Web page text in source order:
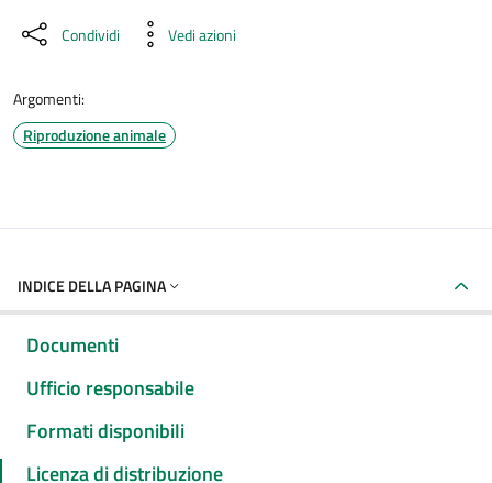
Condividi Vedi azioni
Argomenti:
Riproduzione animale
INDICE DELLA PAGINA
Documenti
Ufficio responsabile
Formati disponibili
Licenza di distribuzione